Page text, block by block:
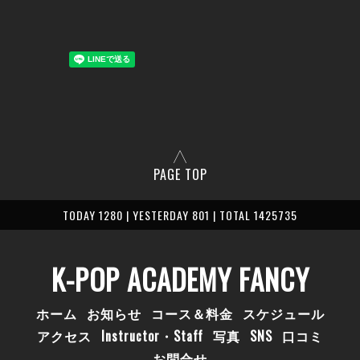
PAGE TOP
TODAY 1280 | YESTERDAY 801 | TOTAL 1425735
K-POP ACADEMY FANCY
ホーム お知らせ コース＆料金
スケジュール
アクセス
Instructor・Staff 写真 SNS 口コミ